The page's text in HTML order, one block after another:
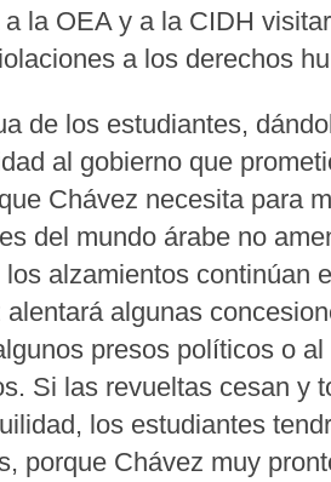
a la OEA y a la CIDH
a los derechos
de los estudiantes,
al gobierno que
Chávez necesita para
del mundo árabe no
alzamientos continúan
alentará algunas
presos políticos o
Si las revueltas cesan y
los estudiantes
porque Chávez muy